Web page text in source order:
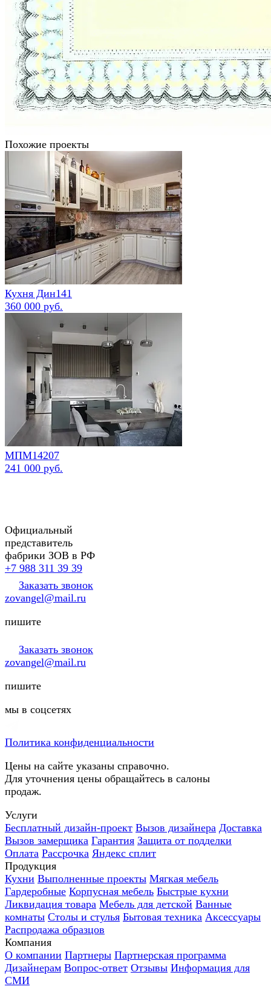
Похожие проекты
Кухня Дин141
360 000 руб.
МПМ14207
241 000 руб.
Официальный
представитель
фабрики ЗОВ в РФ
+7 988 311 39 39
Заказать звонок
zovangel@mail.ru
пишите
Заказать звонок
zovangel@mail.ru
пишите
мы в соцсетях
Политика конфиденциальности
Цены на сайте указаны справочно.
Для уточнения цены обращайтесь в салоны
продаж.
Услуги
Бесплатный дизайн-проект Вызов дизайнера Доставка
Вызов замерщика Гарантия Защита от подделки
Оплата Рассрочка Яндекс сплит
Продукция
Кухни Выполненные проекты Мягкая мебель
Гардеробные Корпусная мебель Быстрые кухни
Ликвидация товара Мебель для детской Ванные
комнаты Столы и стулья Бытовая техника Аксессуары
Распродажа образцов
Компания
О компании Партнеры Партнерская программа
Дизайнерам Вопрос-ответ Отзывы Информация для
СМИ